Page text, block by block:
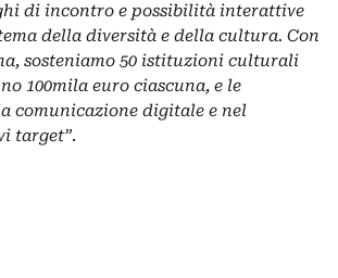
di incontro e possibilità interattive
della diversità e della cultura. Con
sosteniamo 50 istituzioni culturali
100mila euro ciascuna, e le
comunicazione digitale e nel
target”.